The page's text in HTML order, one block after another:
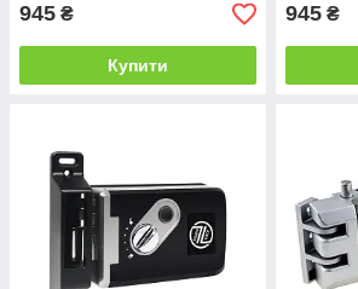
945 ₴
Купити
945 ₴